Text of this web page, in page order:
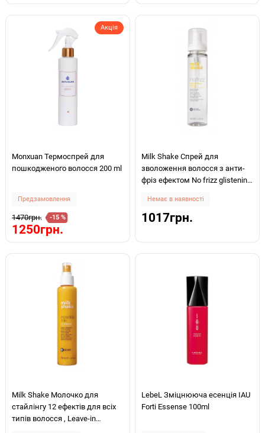
Акція
Monxuan Термоспрей для
пошкодженого волосся 200 ml
Предзамовлення
1470грн. -15 %
1250грн.
Milk Shake Спрей для
зволоження волосся з анти-
фріз ефектом No frizz glistening
Немає в наявності
1017грн.
Milk Shake Молочко для
стайлінгу 12 ефектів для всіх
типів волосся , Leave-in
LebeL Зміцнююча есенція IAU
Forti Essense 100ml